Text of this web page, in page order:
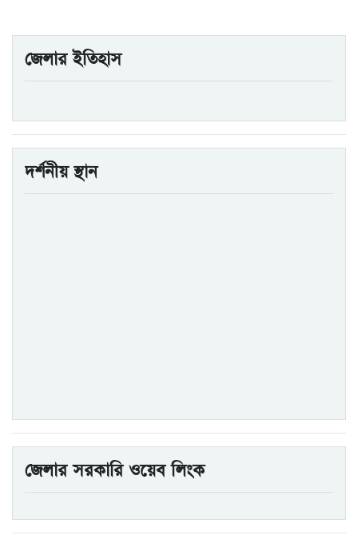
জেলার ইতিহাস
দর্শনীয় স্থান
জেলার সরকারি ওয়েব লিংক